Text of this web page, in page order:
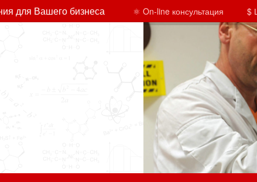
для Вашего бизнеса ⚛ On-line консультация $